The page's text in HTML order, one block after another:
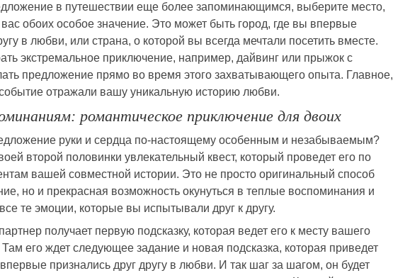
в путешествии еще более запоминающимся, выберите место,
обоих особое значение. Это может быть город, где вы впервые
в любви, или страна, о которой вы всегда мечтали посетить вместе.
экстремальное приключение, например, дайвинг или прыжок с
предложение прямо во время этого захватывающего опыта. Главное,
отражали вашу уникальную историю любви.
романтическое приключение для двоих
руки и сердца по-настоящему особенным и незабываемым?
второй половинки увлекательный квест, который проведет его по
вашей совместной истории. Это не просто оригинальный способ
но и прекрасная возможность окунуться в теплые воспоминания и
те эмоции, которые вы испытывали друг к другу.
получает первую подсказку, которая ведет его к месту вашего
его ждет следующее задание и новая подсказка, которая приведет
впервые признались друг другу в любви. И так шаг за шагом, он будет